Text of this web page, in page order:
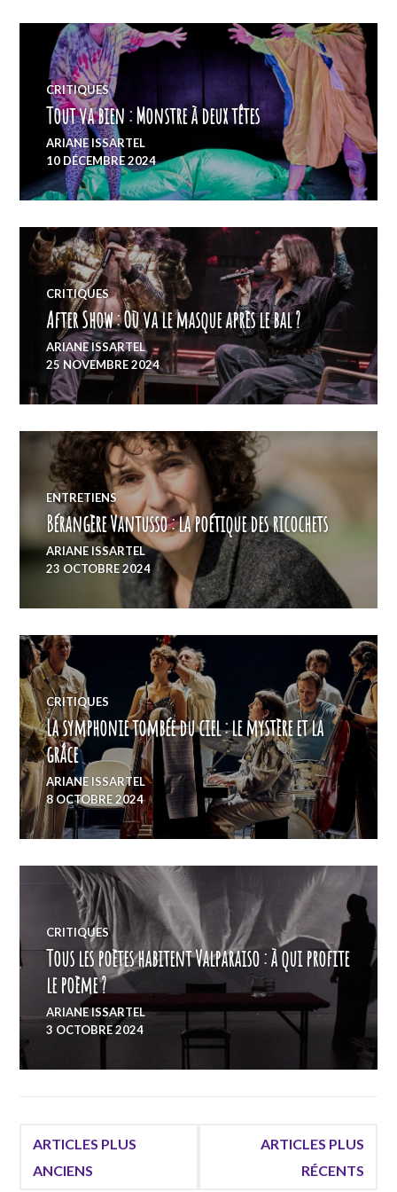
CRITIQUES
Tout va bien : Monstre à deux têtes
ARIANE ISSARTEL
10 DÉCEMBRE 2024
CRITIQUES
After Show : Où va le masque après le bal ?
ARIANE ISSARTEL
25 NOVEMBRE 2024
ENTRETIENS
Bérangère Vantusso : la poétique des ricochets
ARIANE ISSARTEL
23 OCTOBRE 2024
CRITIQUES
La symphonie tombée du ciel : le mystère et la
grâce
ARIANE ISSARTEL
8 OCTOBRE 2024
CRITIQUES
Tous les poètes habitent Valparaiso : à qui profite
le poème ?
ARIANE ISSARTEL
3 OCTOBRE 2024
Navigation
ARTICLES PLUS
ANCIENS
ARTICLES PLUS
RÉCENTS